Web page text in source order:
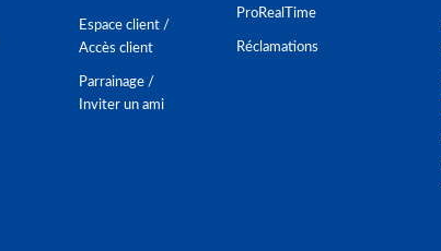
Espace client /
Accès client
Parrainage /
Inviter un ami
ProRealTime
Réclamations